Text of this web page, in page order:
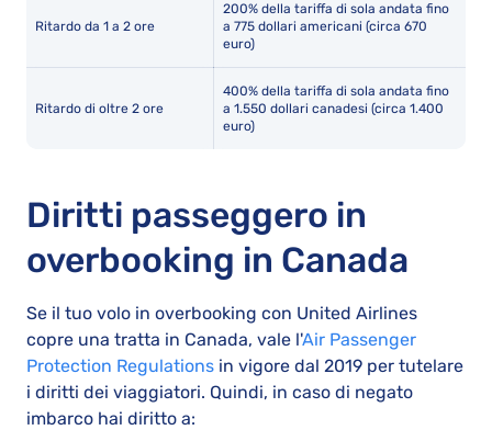
Ritardo da 1 a 2 ore
200% della tariffa di sola andata fino
a 775 dollari americani (circa 670
euro)
Ritardo di oltre 2 ore
400% della tariffa di sola andata fino
a 1.550 dollari canadesi (circa 1.400
euro)
Diritti passeggero in
overbooking in Canada
Se il tuo volo in overbooking con United Airlines
copre una tratta in Canada, vale l'Air Passenger
Protection Regulations in vigore dal 2019 per tutelare
i diritti dei viaggiatori. Quindi, in caso di negato
imbarco hai diritto a: